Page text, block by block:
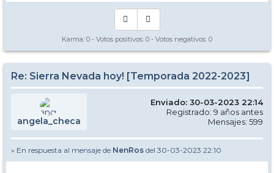
Karma: 0 - Votos positivos: 0 - Votos negativos: 0
Re: Sierra Nevada hoy! [Temporada 2022-2023]
angela_checa
Enviado: 30-03-2023 22:14
Registrado: 9 años antes
Mensajes: 599
» En respuesta al mensaje de NenRos del 30-03-2023 22:10